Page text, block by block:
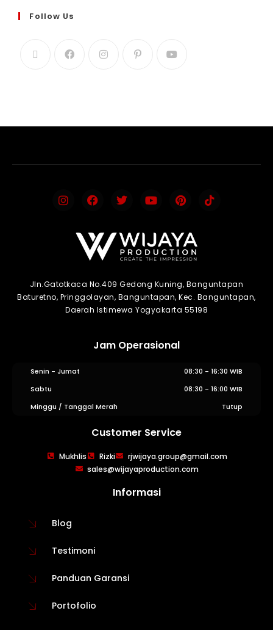
Follow Us
WIJAYA PRODUCTION
Jln.Gatotkaca No.409 Gedong Kuning, Banguntapan
Baturetno, Pringgolayan, Banguntapan, Kec. Banguntapan,
Daerah Istimewa Yogyakarta 55198
Jam Operasional
Senin - Jumat
08:30 - 16:30 WIB
Sabtu
08:30 - 16:00 WIB
Minggu / Tanggal Merah
Tutup
Customer Service
Mukhlis Rizki
rjwijaya.group@gmail.com
sales@wijayaproduction.com
Informasi
Blog
Testimoni
Panduan Garansi
Portofolio